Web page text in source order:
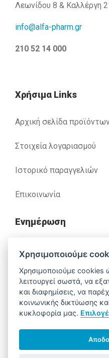
Λεωνίδου 8 & Καλλέργη
info@alfa-pharm.gr
210 52 14 000
Χρήσιμα Links
Αρχική σελίδα
Στοιχεία λογαριασμού
Ιστορικό παραγγελιών
Επικοινωνία
Ενημέρωση
Ανακλήσεις
Βοήθεια
Έχετε
210 52 14
Χρησιμοποιούμε
Χρησιμοποιούμε cookies
λειτουργεί σωστά, να
και διαφημίσεις, να
κοινωνικής δικτύωσης
κυκλοφορία μας.